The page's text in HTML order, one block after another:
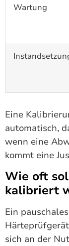
Wartung
Eine
automatisch,
wenn eine
kommt eine
Wie oft
kalibriert
Ein
sich an der